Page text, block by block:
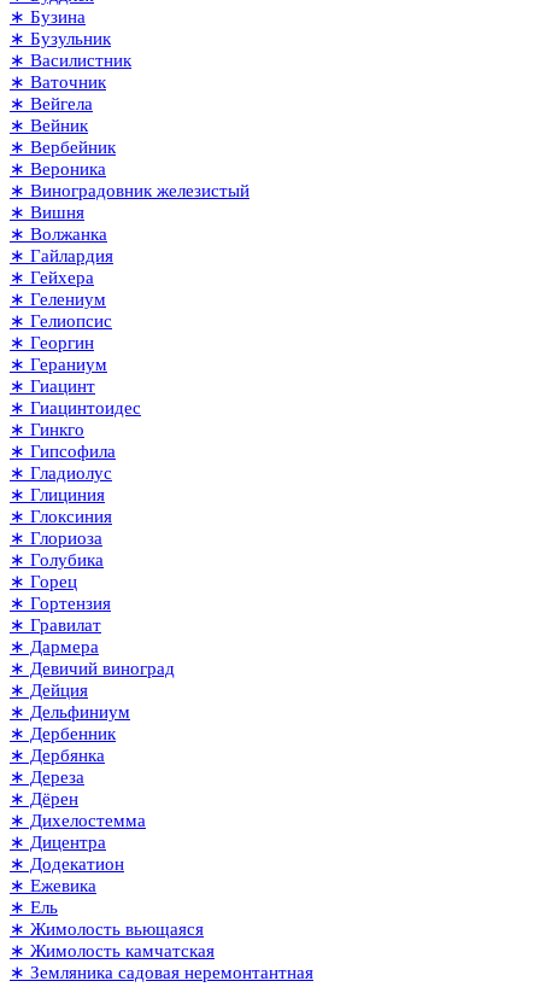
∗ Бузина
∗ Бузульник
∗ Василистник
∗ Ваточник
∗ Вейгела
∗ Вейник
∗ Вербейник
∗ Вероника
∗ Виноградовник железистый
∗ Вишня
∗ Волжанка
∗ Гайлардия
∗ Гейхера
∗ Гелениум
∗ Гелиопсис
∗ Георгин
∗ Гераниум
∗ Гиацинт
∗ Гиацинтоидес
∗ Гинкго
∗ Гипсофила
∗ Гладиолус
∗ Глициния
∗ Глоксиния
∗ Глориоза
∗ Голубика
∗ Горец
∗ Гортензия
∗ Гравилат
∗ Дармера
∗ Девичий виноград
∗ Дейция
∗ Дельфиниум
∗ Дербенник
∗ Дербянка
∗ Дереза
∗ Дёрен
∗ Дихелостемма
∗ Дицентра
∗ Додекатион
∗ Ежевика
∗ Ель
∗ Жимолость вьющаяся
∗ Жимолость камчатская
∗ Земляника садовая неремонтантная